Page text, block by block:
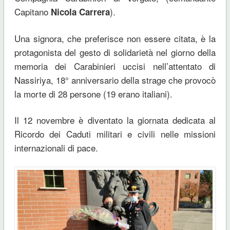
Capitano Nicola Carrera).
Una signora, che preferisce non essere citata, è la
protagonista del gesto di solidarietà nel giorno della
memoria dei Carabinieri uccisi nell’attentato di
Nassiriya, 18° anniversario della strage che provocò
la morte di 28 persone (19 erano italiani).
Il 12 novembre è diventato la giornata dedicata al
Ricordo dei Caduti militari e civili nelle missioni
internazionali di pace.